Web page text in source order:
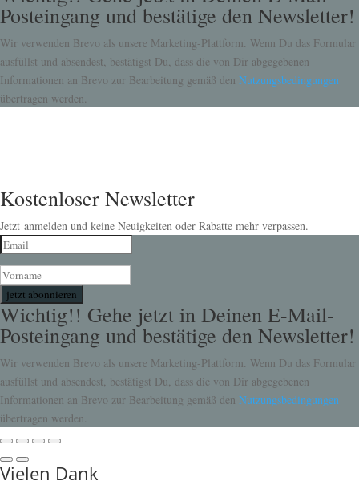
Posteingang und bestätige den Newsletter!
Wir verwenden Brevo als unsere Marketing-Plattform. Wenn Du das Formular
ausfüllst und absendest, bestätigst Du, dass die von Dir abgegebenen
Informationen an Brevo zur Bearbeitung gemäß den Nutzungsbedingungen
übertragen werden.
Kostenloser Newsletter
Jetzt anmelden und keine Neuigkeiten oder Rabatte mehr verpassen.
jetzt abonnieren
Wichtig!! Gehe jetzt in Deinen E-Mail-
Posteingang und bestätige den Newsletter!
Wir verwenden Brevo als unsere Marketing-Plattform. Wenn Du das Formular
ausfüllst und absendest, bestätigst Du, dass die von Dir abgegebenen
Informationen an Brevo zur Bearbeitung gemäß den Nutzungsbedingungen
übertragen werden.
Vielen Dank